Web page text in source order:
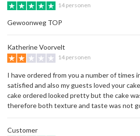
14 personen
Gewoonweg TOP
Katherine Voorvelt
14 personen
I have ordered from you a number of times
satisfied and also my guests loved your
cake ordered looked pretty but the cake
therefore both texture and taste was not
Customer